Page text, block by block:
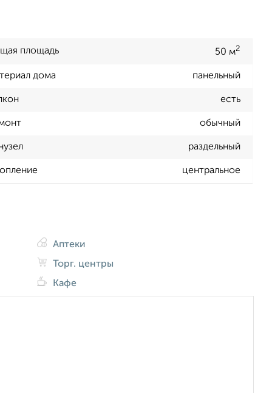
площадь 50 м2
дома панельный
есть
обычный
раздельный
центральное
Аптеки
Торг. центры
Кафе